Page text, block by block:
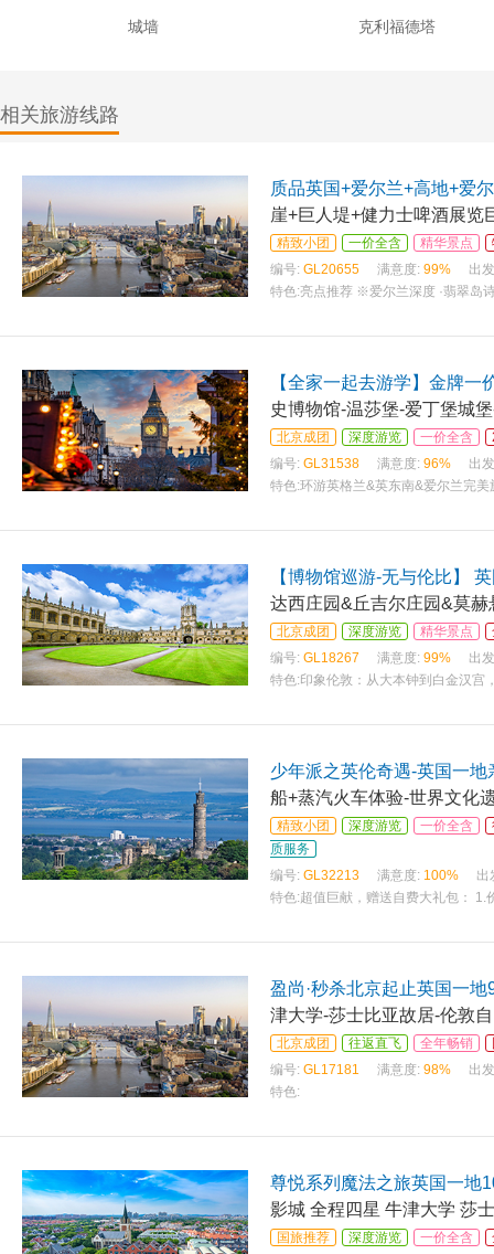
城墙 克利福德塔
相关旅游线路
质品英国+爱尔兰+高地+爱
崖+巨人堤+健力士啤酒展览
精致小团 一价全含 精华景点
编号: GL20655 满意度: 99%
出
特色:亮点推荐 ※爱尔兰深度 ·翡翠岛
【全家一起去游学】金牌一
史博物馆-温莎堡-爱丁堡城
北京成团 深度游览 一价全含
编号: GL31538 满意度: 96%
出
特色:环游英格兰&英东南&爱尔兰完
【博物馆巡游-无与伦比】
达西庄园&丘吉尔庄园&莫
北京成团 深度游览 精华景点
编号: GL18267 满意度: 99%
出
特色:印象伦敦：从大本钟到白金汉宫
少年派之英伦奇遇-英国一地
船+蒸汽火车体验-世界文化
精致小团 深度游览 一价全含
质服务
编号: GL32213 满意度: 100%
出
特色:超值巨献，赠送自费大礼包：
盈尚·秒杀北京起止英国一地
津大学-莎士比亚故居-伦敦
北京成团 往返直飞 全年畅销
编号: GL17181 满意度: 98%
出
特色:
尊悦系列魔法之旅英国一地
影城 全程四星 牛津大学 莎
国旅推荐 深度游览 一价全含